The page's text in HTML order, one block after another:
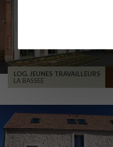
LOG. JEUNES TRAVAILLEURS
LA BASSEE